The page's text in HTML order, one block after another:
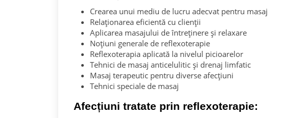
Crearea unui mediu de lucru adecvat pentru masaj
Relaționarea eficientă cu clienții
Aplicarea masajului de întreținere și relaxare
Noțiuni generale de reflexoterapie
Reflexoterapia aplicată la nivelul picioarelor
Tehnici de masaj anticelulitic și drenaj limfatic
Masaj terapeutic pentru diverse afecțiuni
Tehnici speciale de masaj
Afecțiuni tratate prin reflexoterapie: